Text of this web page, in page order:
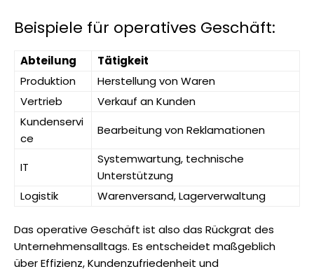
Beispiele für operatives Geschäft:
Abteilung
Tätigkeit
Produktion
Herstellung von Waren
Vertrieb
Verkauf an Kunden
Kundenservi
ce
Bearbeitung von Reklamationen
IT
Systemwartung, technische
Unterstützung
Logistik
Warenversand, Lagerverwaltung
Das operative Geschäft ist also das Rückgrat des
Unternehmensalltags. Es entscheidet maßgeblich
über Effizienz, Kundenzufriedenheit und